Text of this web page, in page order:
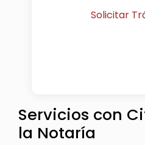
Solicitar
Servicios con
la Notaría